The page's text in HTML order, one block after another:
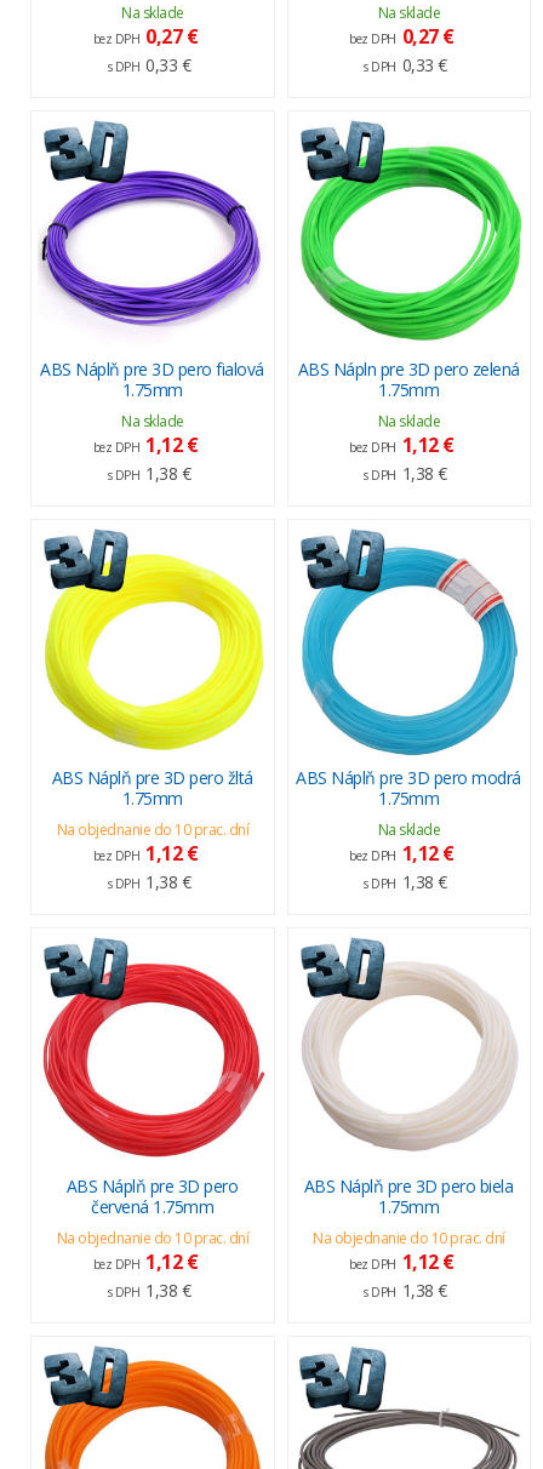
Na sklade
bez DPH 0,27 €
s DPH 0,33 €
Na sklade
bez DPH 0,27 €
s DPH 0,33 €
ABS Náplň pre 3D pero fialová
1.75mm
Na sklade
bez DPH 1,12 €
s DPH 1,38 €
ABS Nápln pre 3D pero zelená
1.75mm
Na sklade
bez DPH 1,12 €
s DPH 1,38 €
ABS Náplň pre 3D pero žltá
1.75mm
Na objednanie do 10 prac. dní
bez DPH 1,12 €
s DPH 1,38 €
ABS Náplň pre 3D pero modrá
1.75mm
Na sklade
bez DPH 1,12 €
s DPH 1,38 €
ABS Náplň pre 3D pero
červená 1.75mm
Na objednanie do 10 prac. dní
bez DPH 1,12 €
s DPH 1,38 €
ABS Náplň pre 3D pero biela
1.75mm
Na objednanie do 10 prac. dní
bez DPH 1,12 €
s DPH 1,38 €